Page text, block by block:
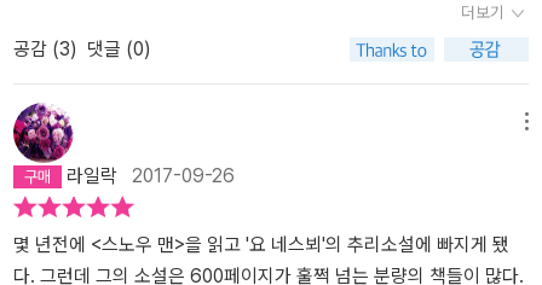
볼레르 관계를 다시 한번 이야기해줄게. 해리 홀레는 동료였던 앨런
의 살인 사건의 배후로 톰 볼레르를 강력하게 의심하고 있었잖아. 그
리고 <네메시스>의마지막 장면에서는 목격자도 나타났었고 말이야.
해리 홀레는 그 목격자를 찾아가 만났는데, 그가 앨런을 죽인 범인과
톰 볼레르가 만나는 것을 봤다고 했어. 증인이나타나서 사건을 해결
할 수 있겠다고 생각했는데, 그 결정적인 목격자가 나중에 자신이 잘
못 봤다고 말을바꿨어. 해리는 그가 톰 볼레르의 협박으로 말을 바꿨
다고 생각했어. 목격자가말을 바꾸면서, 다시 사건은 미궁으로 빠져
들었고, 해리는트라우마와 죄책감으로 다시 술에 찌들어 살게 되었
인을 하는 범죄자라서 조금 쉽게 읽히기도 하고, 조금 싱겁기도 하다.
계절적 배경으로 노르웨이의 열대야가 계속 언급되는데, 훗... 니들의
열대야 정도. 여기 와보라고 라는 심정이 된다. 근처에서 상점을 운영
하는 파키스탄 놈들을 조사해봐야 할지도 모르겠습니다. 새끼 손가락
을 귓속에 넣어 돌리며 경관이 말했다.홰 하필 그들을 조사해야 한다
는 거지? 해리가 물었다.마침내 경관은 해리가 있는 쪽으로 몸을 돌렸
다. 범죄 통계도 안 보셨습니까, 반장님? 그는 특히 마지막 단어를 힘
주어 말했다.당연히 봤지. 하지만 내가 기억하기로 상점 주인은 그 목
록의 한참 아래쪽에 있어서 말이야. 해리가 말했다.경관은 자신의 새
더보기
공감 (3) 댓글 (0)
라일락 2017-09-26
몇 년전에 <스노우 맨>을 읽고 '요 네스뵈'의 추리소설에 빠지게 됐
다. 그런데 그의 소설은 600페이지가 훌쩍 넘는 분량의 책들이 많다.